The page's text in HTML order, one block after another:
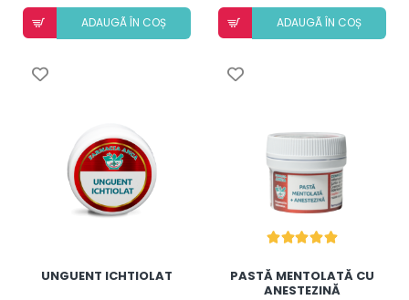
ADAUGÃ ÎN COȘ ADAUGÃ ÎN COȘ
UNGUENT ICHTIOLAT
PASTĂ MENTOLATĂ CU
ANESTEZINĂ